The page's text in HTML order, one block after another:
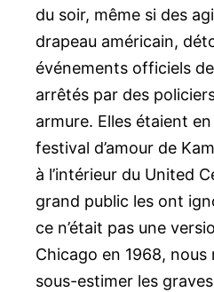
du soir, même si des
drapeau américain,
événements officiels
arrêtés par des
armure. Elles étaient
festival d’amour de
à l’intérieur du United
grand public les ont
ce n’était pas une
Chicago en 1968, nous
sous-estimer les